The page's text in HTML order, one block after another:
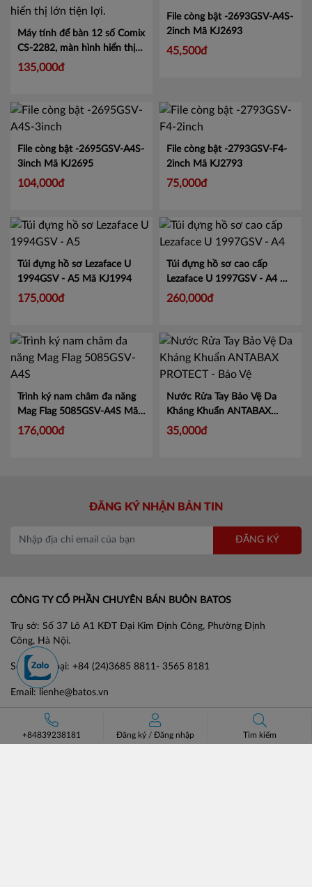
Máy tính để bàn 12 số Comix
CS-2282, màn hình hiển thị
lớn tiện lợi.
135,000đ
File còng bật -2693GSV-A4S-
2inch Mã KJ2693
45,500đ
File còng bật -2695GSV-A4S-
3inch Mã KJ2695
104,000đ
File còng bật -2793GSV-F4-
2inch Mã KJ2793
75,000đ
Túi đựng hồ sơ Lezaface U
1994GSV - A5 Mã KJ1994
175,000đ
Túi đựng hồ sơ cao cấp
Lezaface U 1997GSV - A4 Mã
KJ1997
260,000đ
Trình ký nam châm đa năng
Mag Flag 5085GSV-A4S Mã
KJ5085
176,000đ
Nước Rửa Tay Bảo Vệ Da
Kháng Khuẩn ANTABAX
PROTECT - Bảo Vệ
35,000đ
ĐĂNG KÝ NHẬN BẢN TIN
ĐĂNG KÝ
CÔNG TY CỔ PHẦN CHUYÊN BÁN BUÔN BATOS
Trụ sở: Số 37 Lô A1 KĐT Đại Kim Định Công, Phường Định
Công, Hà Nội.
Số điện thoại: +84 (24)3685 8811- 3565 8181
Email: lienhe@batos.vn
Mã số thuế: 0102806631
+84839238181 Đăng ký /Đăng nhập Tìm kiếm